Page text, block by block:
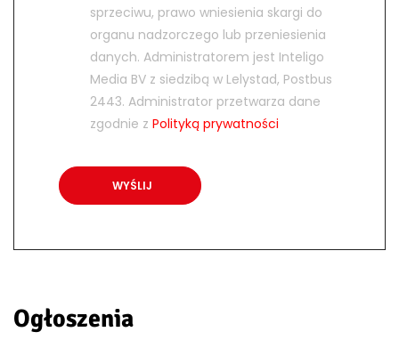
sprzeciwu, prawo wniesienia skargi do
organu nadzorczego lub przeniesienia
danych. Administratorem jest Inteligo
Media BV z siedzibą w Lelystad, Postbus
2443. Administrator przetwarza dane
zgodnie z Polityką prywatności
Ogłoszenia